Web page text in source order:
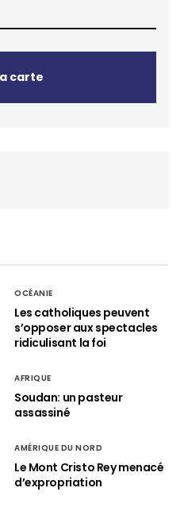
carte
OCÉANIE
Les catholiques peuvent
s’opposer aux spectacles
ridiculisant la foi
AFRIQUE
Soudan: un pasteur
assassiné
AMÉRIQUE DU NORD
Le Mont Cristo Rey menacé
d’expropriation